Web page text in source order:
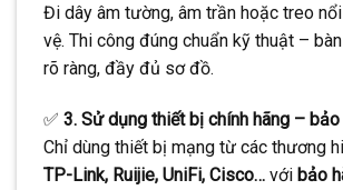
Đi dây âm tường, âm trần hoặc treo
vệ. Thi công đúng chuẩn kỹ thuật –
rõ ràng, đầy đủ sơ đồ.
✅ 3. Sử dụng thiết bị chính hãng – bảo
Chỉ dùng thiết bị mạng từ các thương
TP-Link, Ruijie, UniFi, Cisco… với bảo